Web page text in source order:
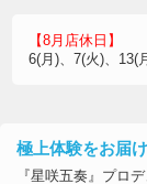
【8月店休日】
6(月)、7(火)、13(
極上体験をお届
『星咲五奏』プロ